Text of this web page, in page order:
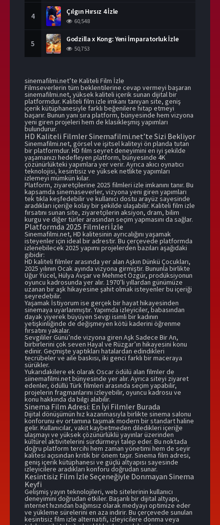
4 Çılgın Hırsız 4 İzle
60,548
5 Godzilla x Kong: Yeni İmparatorluk İzle
50,753
sinemafilmi.net’te Kaliteli Film İzle
Filmseverlerin tüm beklentilerine cevap vermeyi başaran
sinemafilmi.net, yüksek kaliteli içerik sunan dijital bir
platformdur. Kaliteli film izle imkanı tanıyan site, geniş
içerik kütüphanesiyle farklı beğenilere hitap etmeyi
başarır. Bunun yanı sıra platform, bünyesinde hem vizyona
yeni giren projeleri hem de klasikleşmiş yapımları
bulundurur.
HD Kaliteli Filmler Sinemafilmi.net’te Sizi Bekliyor
Sinemafilmi.net, görsel ve işitsel kaliteyi ön planda tutan
bir platformdur. HD film seyret deneyimini en iyi şekilde
yaşamanızı hedefleyen platform, bünyesinde 4K
çözünürlükteki yapımlara yer verir. Ayrıca akıcı oynatıcı
teknolojisi, kesintisiz ve yüksek netlikte yapımları
izlemeyi mümkün kılar.
Platform, ziyaretçilerine 2025 filmleri izle imkanını tanır. Bu
kapsamda sinemaseverler, vizyona yeni giren yapımları
tek tıkla keşfedebilir ve kullanıcı dostu arayüz sayesinde
aradıkları içeriğe kolay bir şekilde ulaşabilir. Kaliteli film izle
fırsatını sunan site, ziyaretçilerin aksiyon, dram, bilim
kurgu ve diğer türler arasından seçim yapmasını da sağlar.
Platformda 2025 Filmleri İzle
Sinemafilmi.net, HD kalitesinin ayrıcalığını yaşamak
isteyenler için ideal bir adrestir. Bu çerçevede platformda
izlenebilecek 2025 yapımı projelerden bazıları aşağıdaki
gibidir:
HD kaliteli filmler arasında yer alan Aşkın Dünkü Çocukları,
2025 yılının Ocak ayında vizyona girmiştir. Bununla birlikte
Uğur Yücel, Hülya Avşar ve Mehmet Özgür, prodüksiyonun
oyuncu kadrosunda yer alır. 1970’li yıllardan günümüze
uzanan bir aşk hikayesine şahit olmak isteyenler bu içeriği
seyredebilir.
Yaşamak İstiyorum ise gerçek bir hayat hikayesinden
sinemaya uyarlanmıştır. Yapımda izleyiciler, babasından
dayak yiyerek büyüyen Sevgi isimli bir kadının
yetişkinliğinde de değişmeyen kötü kaderini öğrenme
fırsatını yakalar.
Sevgililer Günü’nde vizyona giren Aşk Sadece Bir An,
birbirlerini çok seven Hayal ve Rüzgar’ın hikayesini konu
edinir. Geçmişte yaptıkları hatalardan edindikleri
tecrübeler ve aile baskısı, iki genci farklı bir maceraya
sürükler.
Yukarıdakilere ek olarak Oscar ödülü alan filmler de
siinemafilmi.net bünyesinde yer alır. Ayrıca siteyi ziyaret
edenler, ödüllü Türk filmleri arasında seçim yapabilir,
projelerin fragmanlarını izleyebilir, oyuncu kadrosu ve
konu hakkında da bilgi alabilir.
Sinema Film Adresi: En İyi Filmler Burada
Dijital dönüşümün hız kazanmasıyla birlikte sinema salonu
konforunu ev ortamına taşımak modern bir standart haline
gelir. Kullanıcılar, vakit kaybetmeden diledikleri içeriğe
ulaşmayı ve yüksek çözünürlüklü yayınlar üzerinden
kültürel aktivitelerini sürdürmeyi talep eder. Bu noktada
doğru platform tercihi hem zaman yönetimi hem de seyir
kalitesi açısından kritik bir önem taşır. Sinema film adresi,
geniş içerik kütüphanesi ve güçlü altyapısı sayesinde
izleyicilere aradıkları konforu doğrudan sunar.
Kesintisiz Film İzle Seçeneğiyle Donmayan Sinema
Keyfi
Gelişmiş yayın teknolojileri, web sitelerinin kullanıcı
deneyimini doğrudan etkiler. Başarılı bir dijital altyapı,
internet hızından bağımsız olarak medyayı optimize eder
ve yükleme sürelerini en aza indirir. Bu çerçevede sunulan
kesintisiz film izle alternatifi, izleyicilere donma veya